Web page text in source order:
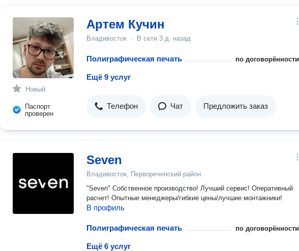
Новый
Паспорт
проверен
Артем Кучин
Владивосток · В сети 3 д. назад
Полиграфическая печать по договорённости
Ещё 9 услуг
Телефон Чат Предложить заказ
Seven
Владивосток, Первореченский район
"Seven" Собственное производство! Лучший сервис! Оперативный
расчет! Опытные менеджеры/гибкие цены/лучшие монтажники!
В профиль
Полиграфическая печать по договорённости
Ещё 6 услуг